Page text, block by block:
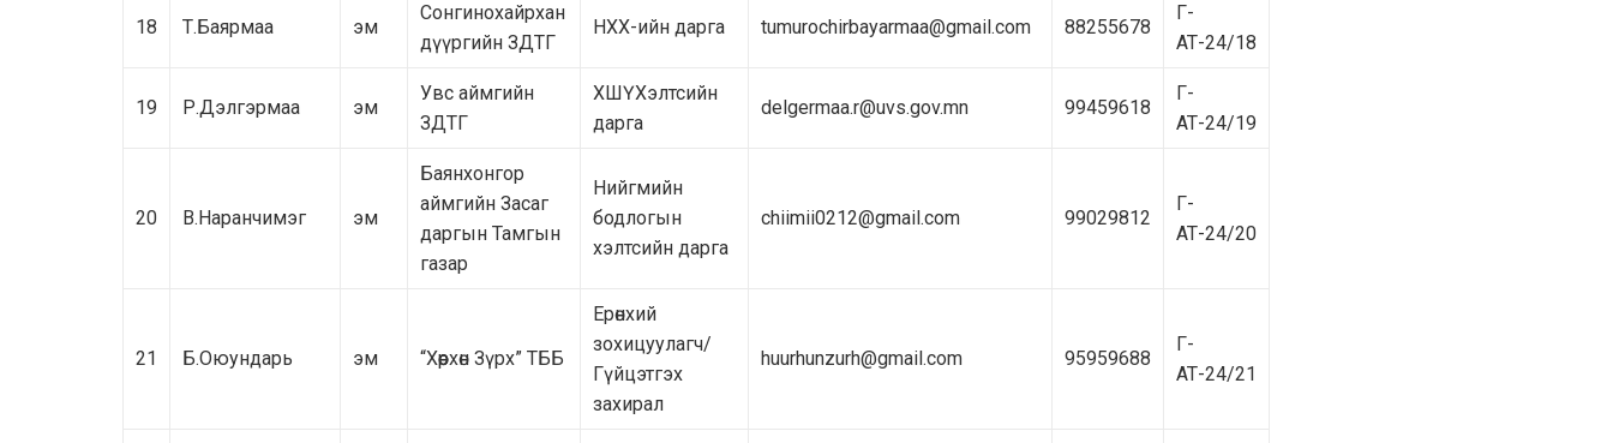
18 Т.Баярмаа эм
Сонгинохайрхан
дүүргийн ЗДТГ
НХХ-ийн дарга tumurochirbayarmaa@gmail.com 88255678
Г-
АТ-24/18
19 Р.Дэлгэрмаа эм
Увс аймгийн
ЗДТГ
ХШҮХэлтсийн
дарга
delgermaa.r@uvs.gov.mn 99459618
Г-
АТ-24/19
20 В.Наранчимэг эм
Баянхонгор
аймгийн Засаг
даргын Тамгын
газар
Нийгмийн
бодлогын
хэлтсийн дарга
chiimii0212@gmail.com 99029812
Г-
АТ-24/20
21 Б.Оюундарь эм “Хөөрхөн Зүрх” ТББ
Ерөнхий
зохицуулагч/
Гүйцэтгэх
захирал
huurhunzurh@gmail.com 95959688
Г-
АТ-24/21